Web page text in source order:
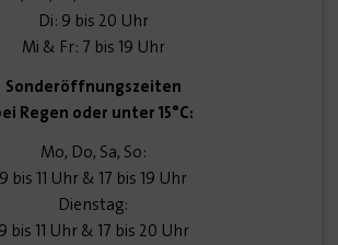
Di: 9 bis 20 Uhr
Mi & Fr: 7 bis 19 Uhr
Sonderöffnungszeiten
Regen oder unter 15°C:
Mo, Do, Sa, So:
9 bis 11 Uhr & 17 bis 19 Uhr
Dienstag:
9 bis 11 Uhr & 17 bis 20 Uhr